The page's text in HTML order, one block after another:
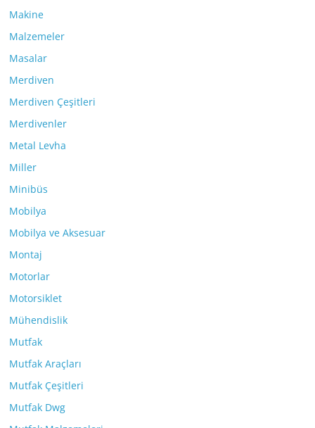
Makine
Malzemeler
Masalar
Merdiven
Merdiven Çeşitleri
Merdivenler
Metal Levha
Miller
Minibüs
Mobilya
Mobilya ve Aksesuar
Montaj
Motorlar
Motorsiklet
Mühendislik
Mutfak
Mutfak Araçları
Mutfak Çeşitleri
Mutfak Dwg